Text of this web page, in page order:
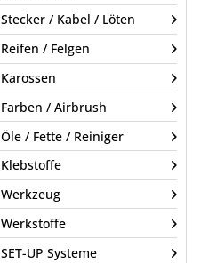
Stecker / Kabel / Löten
Reifen / Felgen
Karossen
Farben / Airbrush
Öle / Fette / Reiniger
Klebstoffe
Werkzeug
Werkstoffe
SET-UP Systeme